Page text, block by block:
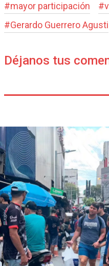
#mayor participación #
#Gerardo Guerrero Agusti
Déjanos tus